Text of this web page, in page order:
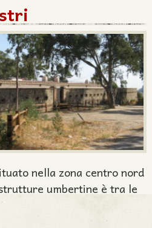
nella zona centro nord
umbertine è tra le